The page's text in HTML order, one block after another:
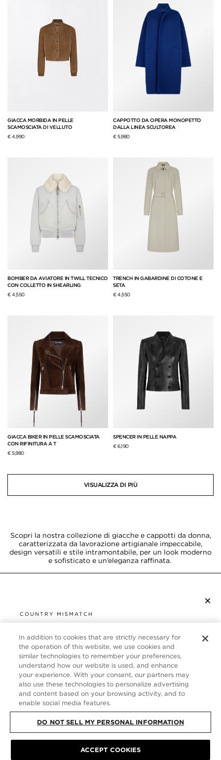
GIACCA MORBIDA IN PELLE
SCAMOSCIATA DI VELLUTO
€ 4,990
CAPPOTTO DA OPERA MONOPETTO
DALLA LINEA SCULTOREA
€ 5,980
BOMBER DA AVIATORE IN TWILL TECNICO
CON COLLETTO IN SHEARLING
€ 4,550
TRENCH IN GABARDINE DI COTONE E
SETA
€ 4,550
GIACCA BIKER IN PELLE SCAMOSCIATA
CON RIFINITURA A T
€ 5,980
SPENCER IN PELLE NAPPA
€ 6,190
VISUALIZZA DI PIÙ
Scopri la nostra collezione di giacche e cappotti da donna,
caratterizzata da lavorazione artigianale impeccabile,
design versatili e stile intramontabile, per un look moderno
e sofisticato e un’eleganza raffinata.
×
COUNTRY MISMATCH
UNITED STATES
It looks like you are visiting us from United States,
but you are currently browsing our Italia store.
Would you like to be redirected to your local site?
SHOP IN UNITED STATES
CONTINUE BROWSING HERE
SERVIZIO CLIENTI
CHI SIAMO
FOLLOW US
INFORMATIVA SULLA PRIVACY | TERMINI E CONDIZIONI
In addition to cookies that are strictly necessary for
the operation of this website, we use cookies and
similar technologies to remember your preferences,
understand how our website is used, and enhance
your experience. With your consent, our partners may
also use these technologies to personalize advertising
and content based on your browsing activity, and to
enable social media features.
DO NOT SELL MY PERSONAL INFORMATION
ACCEPT COOKIES